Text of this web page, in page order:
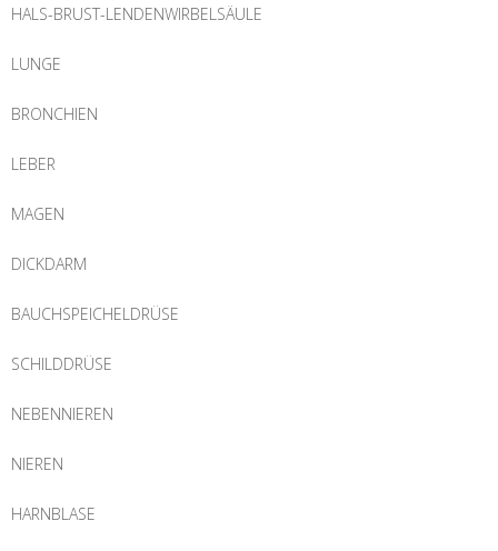
HALS-BRUST-LENDENWIRBELSÄULE
LUNGE
BRONCHIEN
LEBER
MAGEN
DICKDARM
BAUCHSPEICHELDRÜSE
SCHILDDRÜSE
NEBENNIEREN
NIEREN
HARNBLASE